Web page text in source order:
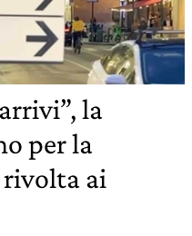
la
per la
rivolta ai